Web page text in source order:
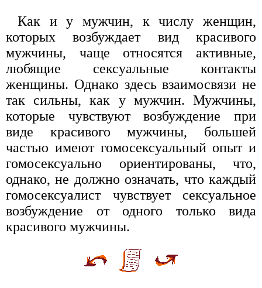
Как и у мужчин, к числу женщин,
которых возбуждает вид красивого
мужчины, чаще относятся активные,
любящие сексуальные контакты
женщины. Однако здесь взаимосвязи не
так сильны, как у мужчин. Мужчины,
которые чувствуют возбуждение при
виде красивого мужчины, большей
частью имеют гомосексуальный опыт и
гомосексуально ориентированы, что,
однако, не должно означать, что каждый
гомосексуалист чувствует сексуальное
возбуждение от одного только вида
красивого мужчины.